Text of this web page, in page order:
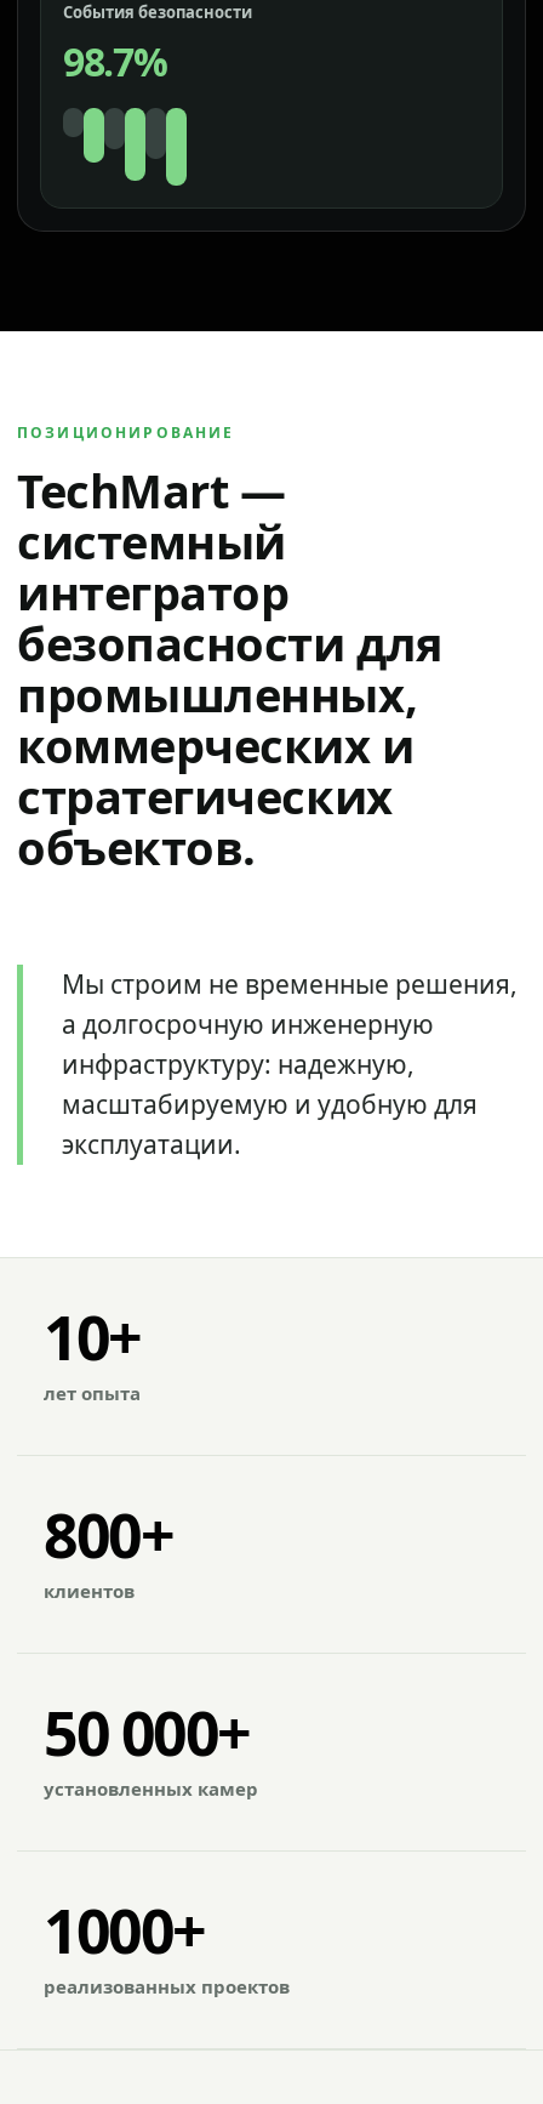
События безопасности
98.7%
ПОЗИЦИОНИРОВАНИЕ
TechMart —
системный
интегратор
безопасности для
промышленных,
коммерческих и
стратегических
объектов.
Мы строим не временные решения,
а долгосрочную инженерную
инфраструктуру: надежную,
масштабируемую и удобную для
эксплуатации.
10+
лет опыта
800+
клиентов
50 000+
установленных камер
1000+
реализованных проектов